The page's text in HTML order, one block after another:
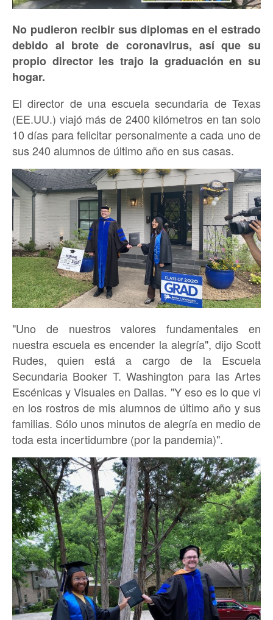
No pudieron recibir sus diplomas en el estrado
debido al brote de coronavirus, así que su
propio director les trajo la graduación en su
hogar.
El director de una escuela secundaria de Texas
(EE.UU.) viajó más de 2400 kilómetros en tan solo
10 días para felicitar personalmente a cada uno de
sus 240 alumnos de último año en sus casas.
"Uno de nuestros valores fundamentales en
nuestra escuela es encender la alegría", dijo Scott
Rudes, quien está a cargo de la Escuela
Secundaria Booker T. Washington para las Artes
Escénicas y Visuales en Dallas. "Y eso es lo que vi
en los rostros de mis alumnos de último año y sus
familias. Sólo unos minutos de alegría en medio de
toda esta incertidumbre (por la pandemia)".